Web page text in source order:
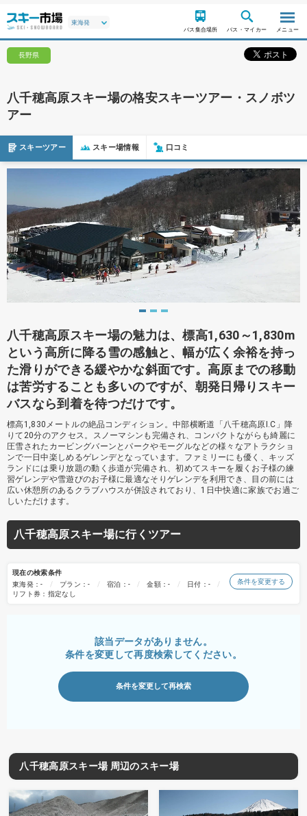
バス集合場所 バス・マイカー メニュー
長野県
八千穂高原スキー場の格安スキーツアー・スノボツ
アー
スキーツアー スキー場情報 口コミ
八千穂高原スキー場の魅力は、標高1,630～1,830m
という高所に降る雪の感触と、幅が広く余裕を持っ
た滑りができる緩やかな斜面です。高原までの移動
は苦労することも多いのですが、朝発日帰りスキー
バスなら到着を待つだけです。
標高1,830メートルの絶品コンディション。中部横断道「八千穂高原I.C」降
りて20分のアクセス。スノーマシンも完備され、コンパクトながらも綺麗に
圧雪されたカービングバーンとパークやモーグルなどの様々なアトラクショ
ンで一日中楽しめるゲレンデとなっています。ファミリーにも優く、キッズ
ランドには乗り放題の動く歩道が完備され、初めてスキーを履くお子様の練
習ゲレンデや雪遊びのお子様に最適なそりゲレンデを利用でき、目の前には
広い休憩所のあるクラブハウスが併設されており、1日中快適に家族でお過ご
しいただけます。
八千穂高原スキー場に行くツアー
現在の検索条件
東海発：-
プラン：- 宿泊：- 金額：-
日付：-
リフト券：指定なし
条件を変更する
該当データがありません。
条件を変更して再度検索してください。
条件を変更して再検索
八千穂高原スキー場 周辺のスキー場